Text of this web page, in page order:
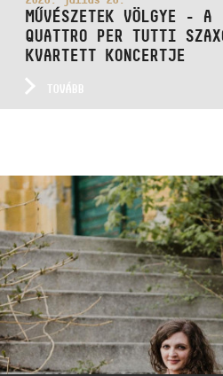
MŰVÉSZETEK VÖLGYE - A
QUATTRO PER TUTTI
KVARTETT KONCERTJE
TOVÁBB